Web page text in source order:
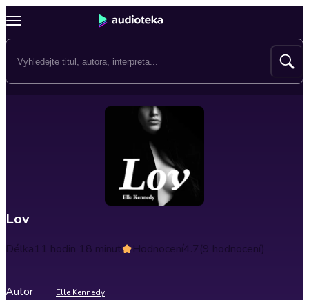
Lov
Délka11 hodin 18 minut Hodnocení4.7(9 hodnocení)
Autor Elle Kennedy